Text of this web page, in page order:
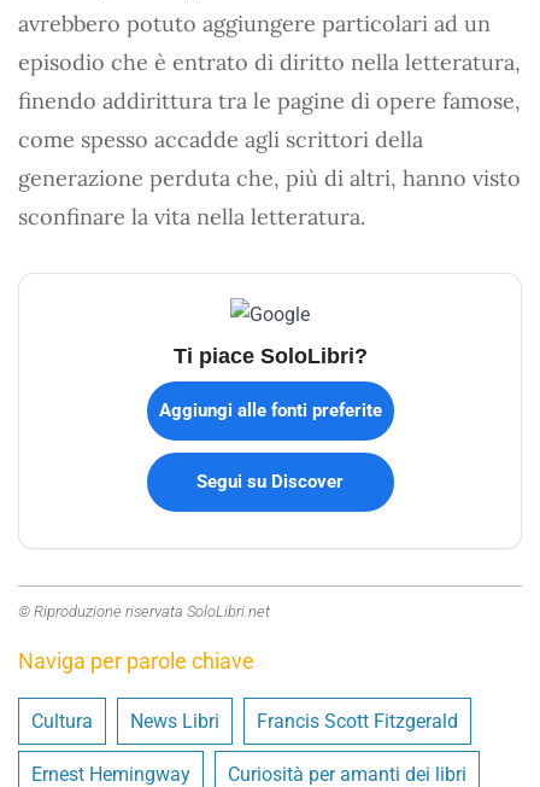
avrebbero potuto aggiungere particolari ad un
episodio che è entrato di diritto nella letteratura,
finendo addirittura tra le pagine di opere famose,
come spesso accadde agli scrittori della
generazione perduta che, più di altri, hanno visto
sconfinare la vita nella letteratura.
Ti piace SoloLibri?
Aggiungi alle fonti preferite
Segui su Discover
© Riproduzione riservata SoloLibri.net
Naviga per parole chiave
Cultura News Libri Francis Scott Fitzgerald
Ernest Hemingway Curiosità per amanti dei libri